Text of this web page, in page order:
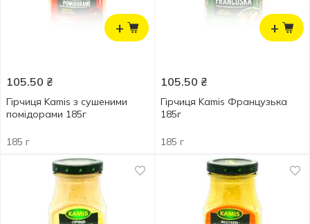
+
105.50 ₴
Гірчиця Kamis з сушеними
помідорами 185г
185 г
+
105.50 ₴
Гірчиця Kamis Французька
185г
185 г